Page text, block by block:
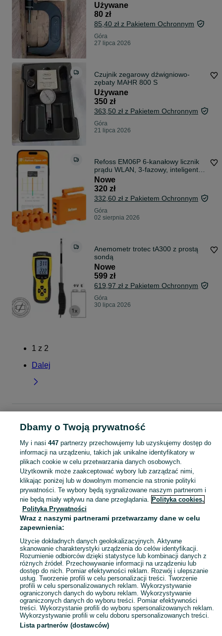
Używane
80 zł
85,40 zł z Pakietem Ochronnym
Góra
27 lipca 2026
Czujnik zegarowy dźwigniowo-
zębaty MAHR 800 S
Używane
350 zł
363,50 zł z Pakietem Ochronnym
Góra
21 lipca 2026
Refoss EM06P 6-kanałowy licznik
prądu WLAN, 3-fazowy, inteligentny
miernik do elektrowni balkonowej,
instalacji fotowoltaicznej, pompy
ciepła
Nowe
320 zł
332,60 zł z Pakietem Ochronnym
Góra
02 sierpnia 2026
Anemometr trotec tA300 z prostą
sondą
Nowe
599 zł
619,97 zł z Pakietem Ochronnym
Góra
30 lipca 2026
1 z 2
Dalej
miernicze - Dolnośląskie
Przyrządy miernicze - Góra
KATEGORIA
Zobacz
Mapa kategorii
Mapa miejscowości
Mapa ministron
Popularne wyszukiwania
Dbamy o Twoją prywatność
My i nasi 447partnerzy przechowujemy lub uzyskujemy dostęp do
informacji na urządzeniu, takich jak unikalne identyfikatory w
plikach cookie w celu przetwarzania danych osobowych.
Użytkownik może zaakceptować wybory lub zarządzać nimi,
klikając poniżej lub w dowolnym momencie na stronie polityki
prywatności. Te wybory będą sygnalizowane naszym partnerom i
nie będą miały wpływu na dane przeglądania. Polityka cookies,
Polityka Prywatności
Wraz z naszymi partnerami przetwarzamy dane w celu
zapewnienia:
Użycie dokładnych danych geolokalizacyjnych. Aktywne
skanowanie charakterystyki urządzenia do celów identyfikacji.
Rozumienie odbiorców dzięki statystyce lub kombinacji danych z
różnych źródeł. Przechowywanie informacji na urządzeniu lub
dostęp do nich. Pomiar efektywności reklam. Rozwój i ulepszanie
usług. Tworzenie profili w celu personalizacji treści. Tworzenie
profili w celu spersonalizowanych reklam. Wykorzystywanie
ograniczonych danych do wyboru reklam. Wykorzystywanie
ograniczonych danych do wyboru treści. Pomiar efektywności
treści. Wykorzystanie profili do wyboru spersonalizowanych reklam.
Wykorzystywanie profili w celu doboru spersonalizowanych treści.
Lista partnerów (dostawców)